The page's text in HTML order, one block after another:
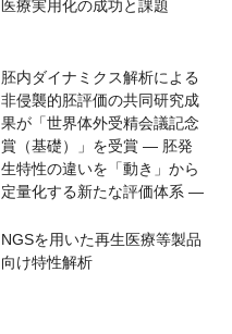
医療実用化の成功と課題
胚内ダイナミクス解析による
非侵襲的胚評価の共同研究成
果が「世界体外受精会議記念
賞（基礎）」を受賞 ― 胚発
生特性の違いを「動き」から
定量化する新たな評価体系 ―
NGSを用いた再生医療等製品
向け特性解析